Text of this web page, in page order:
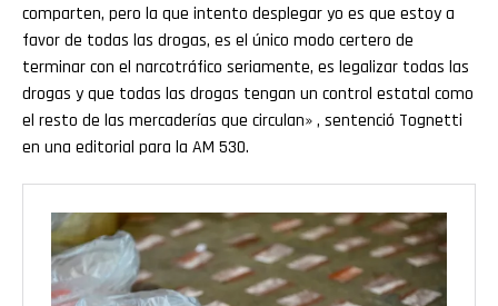
comparten, pero la que intento desplegar yo es que estoy a
favor de todas las drogas, es el único modo certero de
terminar con el narcotráfico seriamente, es legalizar todas las
drogas y que todas las drogas tengan un control estatal como
el resto de las mercaderías que circulan» , sentenció Tognetti
en una editorial para la AM 530.